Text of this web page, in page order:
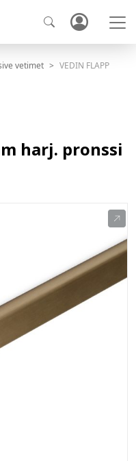
vetimet
VEDIN FLAPP
harj. pronssi